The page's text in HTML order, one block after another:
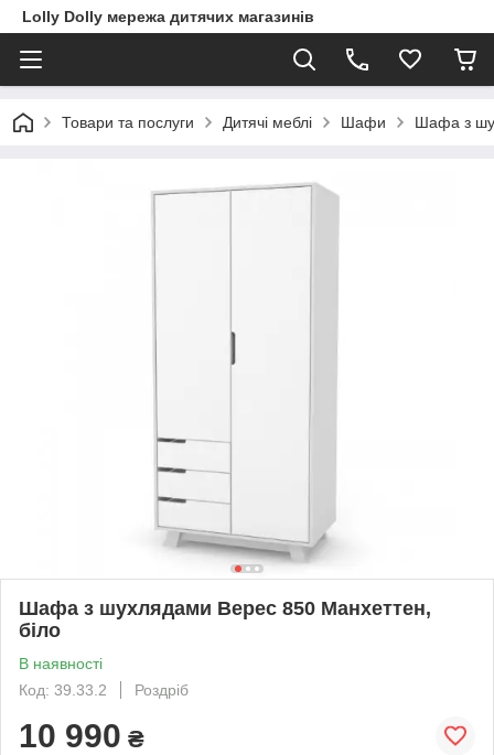
Lolly Dolly мережа дитячих магазинів
Товари та послуги Дитячі меблі Шафи Шафа з
Шафа з шухлядами Верес 850 Манхеттен,
біло
В наявності
Код: 39.33.2
Роздріб
10 990 ₴